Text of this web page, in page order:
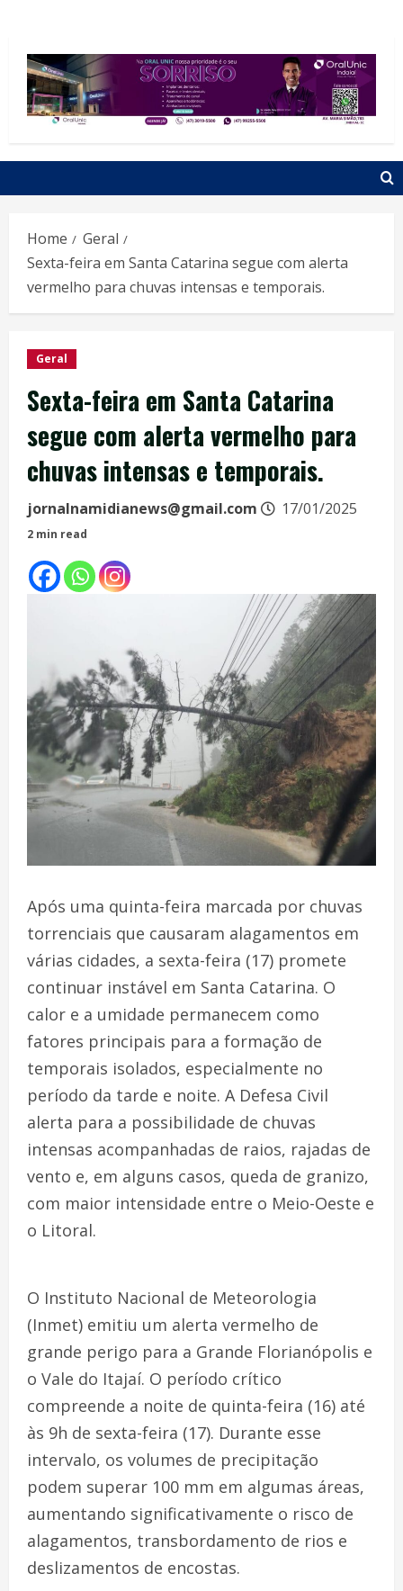
Home
Geral
Sexta-feira em Santa Catarina segue com alerta
vermelho para chuvas intensas e temporais.
Geral
Sexta-feira em Santa Catarina
segue com alerta vermelho para
chuvas intensas e temporais.
jornalnamidianews@gmail.com 17/01/2025
2 min read
Após uma quinta-feira marcada por chuvas
torrenciais que causaram alagamentos em
várias cidades, a sexta-feira (17) promete
continuar instável em Santa Catarina. O
calor e a umidade permanecem como
fatores principais para a formação de
temporais isolados, especialmente no
período da tarde e noite. A Defesa Civil
alerta para a possibilidade de chuvas
intensas acompanhadas de raios, rajadas de
vento e, em alguns casos, queda de granizo,
com maior intensidade entre o Meio-Oeste e
o Litoral.
O Instituto Nacional de Meteorologia
(Inmet) emitiu um alerta vermelho de
grande perigo para a Grande Florianópolis e
o Vale do Itajaí. O período crítico
compreende a noite de quinta-feira (16) até
às 9h de sexta-feira (17). Durante esse
intervalo, os volumes de precipitação
podem superar 100 mm em algumas áreas,
aumentando significativamente o risco de
alagamentos, transbordamento de rios e
deslizamentos de encostas.